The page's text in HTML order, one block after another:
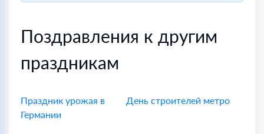
Поздравления к другим
праздникам
Праздник урожая в
Германии
День строителей метро